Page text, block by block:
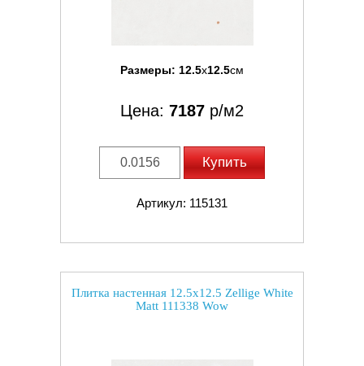
Размеры: 12.5x12.5см
Цена: 7187 р/м2
Купить
Артикул: 115131
Плитка настенная 12.5x12.5 Zellige White
Matt 111338 Wow